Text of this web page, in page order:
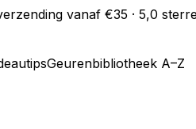
vanaf €35 · 5,0
Geurenbibliotheek A–Z